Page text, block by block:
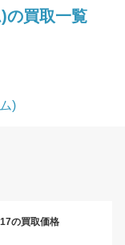
の買取一覧
)
の買取価格